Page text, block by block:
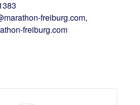
freiburg.com,
freiburg.com